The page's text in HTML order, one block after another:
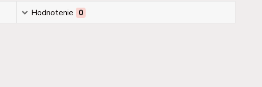
Hodnotenie 0